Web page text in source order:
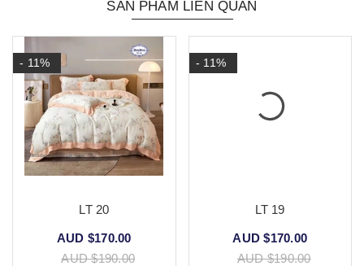
SẢN PHẨM LIÊN QUAN
- 11%
LT 20
AUD $170.00
AUD $190.00
- 11%
LT 19
AUD $170.00
AUD $190.00